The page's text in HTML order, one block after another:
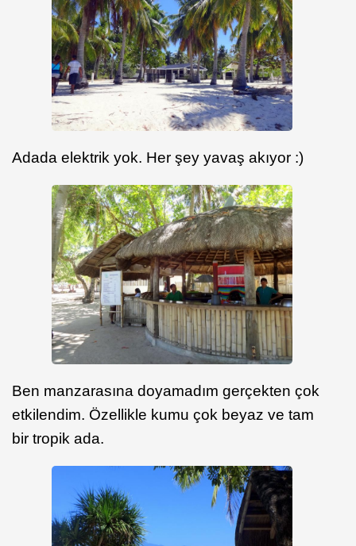
Adada elektrik yok. Her şey yavaş akıyor :)
Ben manzarasına doyamadım gerçekten çok
etkilendim. Özellikle kumu çok beyaz ve tam
bir tropik ada.